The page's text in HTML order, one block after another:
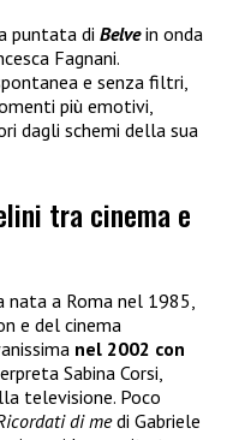
puntata di Belve in onda
Fagnani.
e senza filtri,
più emotivi,
dagli schemi della sua
tra cinema e
nata a Roma nel 1985,
e del cinema
nel 2002 con
Sabina Corsi,
televisione. Poco
di medi Gabriele